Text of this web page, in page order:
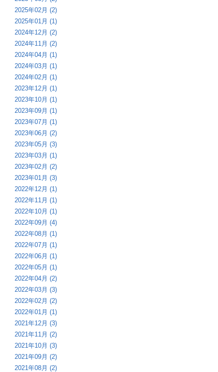
2025年02月 (2)
2025年01月 (1)
2024年12月 (2)
2024年11月 (2)
2024年04月 (1)
2024年03月 (1)
2024年02月 (1)
2023年12月 (1)
2023年10月 (1)
2023年09月 (1)
2023年07月 (1)
2023年06月 (2)
2023年05月 (3)
2023年03月 (1)
2023年02月 (2)
2023年01月 (3)
2022年12月 (1)
2022年11月 (1)
2022年10月 (1)
2022年09月 (4)
2022年08月 (1)
2022年07月 (1)
2022年06月 (1)
2022年05月 (1)
2022年04月 (2)
2022年03月 (3)
2022年02月 (2)
2022年01月 (1)
2021年12月 (3)
2021年11月 (2)
2021年10月 (3)
2021年09月 (2)
2021年08月 (2)